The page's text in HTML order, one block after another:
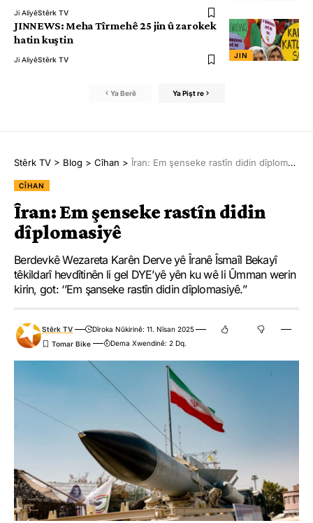
Ji AliyêStêrk TV
JIN
JINNEWS: Meha Tîrmehê 25 jin û zarokek
hatin kuştin
Ji AliyêStêrk TV
Ya Berê Ya Pişt re
Stêrk TV > Blog > Cîhan > Îran: Em şenseke rastîn didin dîplomasiyê
CÎHAN
Îran: Em şenseke rastîn didin
dîplomasiyê
Berdevkê Wezareta Karên Derve yê Îranê Îsmaîl Bekayî
têkildarî hevdîtinên li gel DYE’yê yên ku wê li Ûmman werin
kirin, got: ‘’Em şanseke rastîn didin dîplomasiyê.’’
Stêrk TV
Dîroka Nûkirinê: 11. Nîsan 2025
Dema Xwendinê: 2 Dq.